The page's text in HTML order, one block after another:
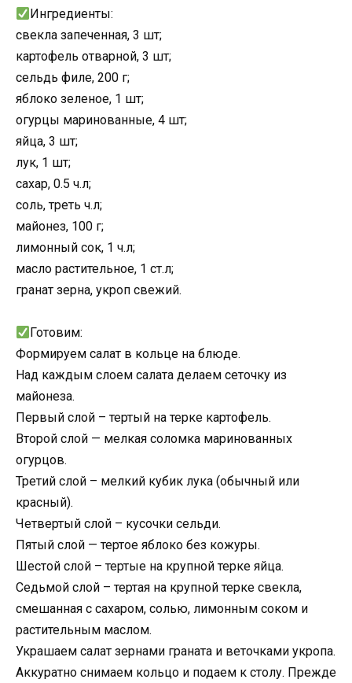
Ингредиенты:
свекла запеченная, 3 шт;
картофель отварной, 3 шт;
сельдь филе, 200 г;
яблоко зеленое, 1 шт;
огурцы маринованные, 4 шт;
яйца, 3 шт;
лук, 1 шт;
сахар, 0.5 ч.л;
соль, треть ч.л;
майонез, 100 г;
лимонный сок, 1 ч.л;
масло растительное, 1 ст.л;
гранат зерна, укроп свежий.
Готовим:
Формируем салат в кольце на блюде.
Над каждым слоем салата делаем сеточку из
майонеза.
Первый слой – тертый на терке картофель.
Второй слой — мелкая соломка маринованных
огурцов.
Третий слой – мелкий кубик лука (обычный или
красный).
Четвертый слой – кусочки сельди.
Пятый слой — тертое яблоко без кожуры.
Шестой слой – тертые на крупной терке яйца.
Седьмой слой – тертая на крупной терке свекла,
смешанная с сахаром, солью, лимонным соком и
растительным маслом.
Украшаем салат зернами граната и веточками укропа.
Аккуратно снимаем кольцо и подаем к столу. Прежде